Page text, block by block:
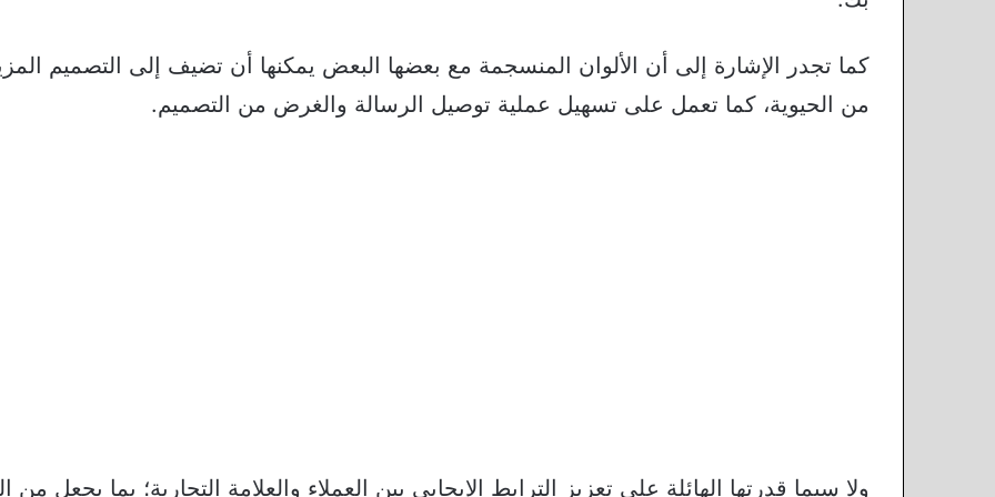
كما تجدر الإشارة إلى أن الألوان المنسجمة مع بعضها البعض يمكنها أن تضيف إلى التصميم
من الحيوية، كما تعمل على تسهيل عملية توصيل الرسالة والغرض من التصميم.
ولا سيما قدرتها الهائلة على تعزيز الترابط الإيجابي بين العملاء والعلامة التجارية؛ بما يجعل من